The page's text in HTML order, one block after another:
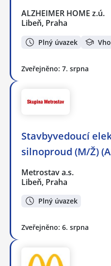
ALZHEIMER HOME z.ú.
Libeň, Praha
Plný úvazek
Zveřejněno: 7. srpna
Stavbyvedoucí
silnoproud (M/Ž)
Metrostav a.s.
Libeň, Praha
Plný úvazek
Zveřejněno: 6. srpna